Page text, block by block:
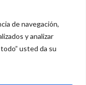
de navegación,
y analizar
usted da su